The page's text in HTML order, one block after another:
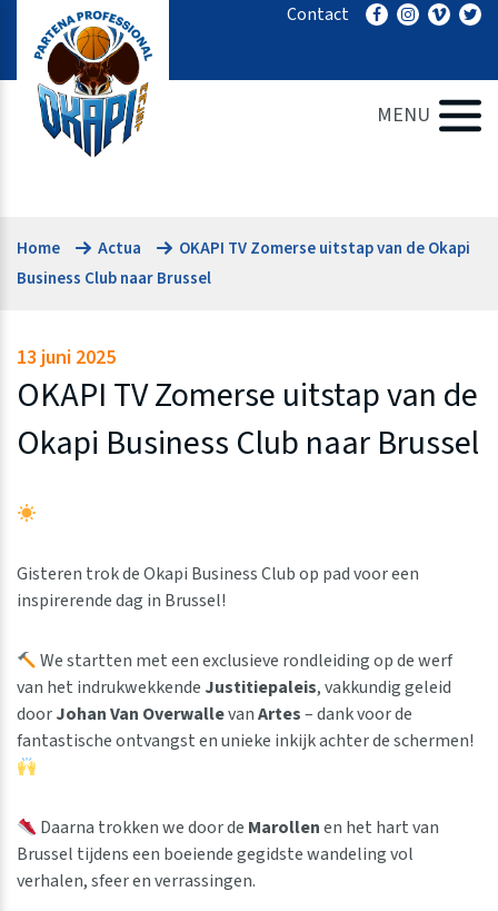
inhoud
Contact
MENU
Home Actua
OKAPI TV Zomerse uitstap van de Okapi
Business Club naar Brussel
13 juni 2025
OKAPI TV Zomerse uitstap van de
Okapi Business Club naar Brussel
Gisteren trok de Okapi Business Club op pad voor een
inspirerende dag in Brussel!
We startten met een exclusieve rondleiding op de werf
van het indrukwekkende Justitiepaleis, vakkundig geleid
doorJohan Van OverwallevanArtes– dank voor de
fantastische ontvangst en unieke inkijk achter de schermen!
Daarna trokken we door de Marollenen het hart van
Brussel tijdens een boeiende gegidste wandeling vol
verhalen, sfeer en verrassingen.